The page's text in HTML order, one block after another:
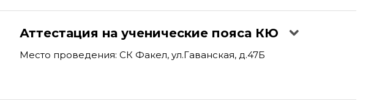
Аттестация на ученические пояса КЮ
Место проведения: СК Факел, ул.Гаванская, д.47Б